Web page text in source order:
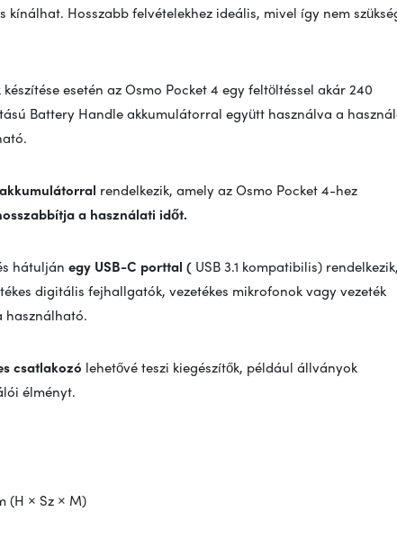
Hosszabb felvételekhez ideális, mivel így nem
esetén az Osmo Pocket 4 egy feltöltéssel akár 240
Battery Handle akkumulátorral együtt használva a
rendelkezik, amely az Osmo Pocket 4-hez
a használati időt.
hátulján egy USB-C porttal ( USB 3.1 kompatibilis) rendelkezik,
digitális fejhallgatók, vezetékes mikrofonok vagy vezeték
használható.
csatlakozó lehetővé teszi kiegészítők, például állványok
élményt.
(H × Sz × M)